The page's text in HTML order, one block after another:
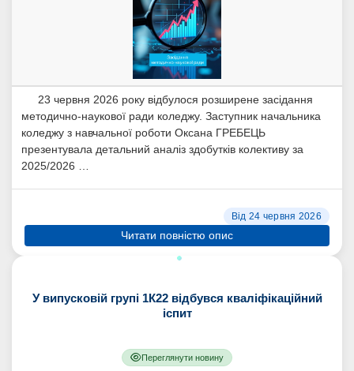
23 червня 2026 року відбулося розширене засідання
методично-наукової ради коледжу. Заступник начальника
коледжу з навчальної роботи Оксана ГРЕБЕЦЬ
презентувала детальний аналіз здобутків колективу за
2025/2026 …
Від 24 червня 2026
Читати повністю опис
У випусковій групі 1К22 відбувся кваліфікаційний
іспит
Переглянути новину